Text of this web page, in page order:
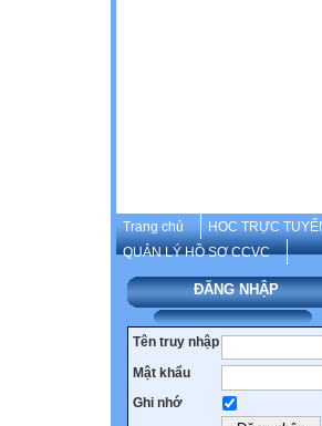
Trang chủ HOC TRỰC
QUẢN LÝ HỒ SƠ CCVC
ĐĂNG NHẬP
Tên truy nhập
Mật khẩu
Ghi nhớ